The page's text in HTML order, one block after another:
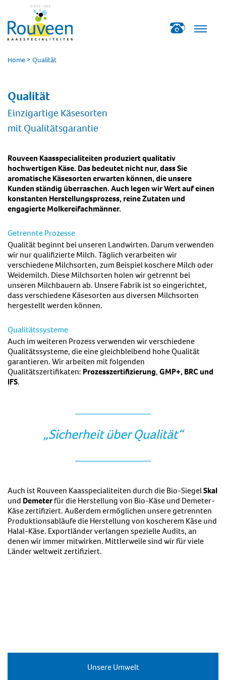
Home > Qualität
Qualität
Einzigartige Käsesorten
mit Qualitätsgarantie
Rouveen Kaasspecialiteiten produziert qualitativ
hochwertigen Käse. Das bedeutet nicht nur, dass Sie
aromatische Käsesorten erwarten können, die unsere
Kunden ständig überraschen. Auch legen wir Wert auf einen
konstanten Herstellungsprozess, reine Zutaten und
engagierte Molkereifachmänner.
Getrennte Prozesse
Qualität beginnt bei unseren Landwirten. Darum verwenden
wir nur qualifizierte Milch. Täglich verarbeiten wir
verschiedene Milchsorten, zum Beispiel koschere Milch oder
Weidemilch. Diese Milchsorten holen wir getrennt bei
unseren Milchbauern ab. Unsere Fabrik ist so eingerichtet,
dass verschiedene Käsesorten aus diversen Milchsorten
hergestellt werden können.
Qualitätssysteme
Auch im weiteren Prozess verwenden wir verschiedene
Qualitätssysteme, die eine gleichbleibend hohe Qualität
garantieren. Wir arbeiten mit folgenden
Qualitätszertifikaten: Prozesszertifizierung, GMP+, BRC und
IFS.
„Sicherheit über Qualität“
Auch ist Rouveen Kaasspecialiteiten durch die Bio-SiegelSkal
und Demeter für die Herstellung von Bio-Käse und Demeter-
Käse zertifiziert. Außerdem ermöglichen unsere getrennten
Produktionsabläufe die Herstellung von koscherem Käse und
Halal-Käse. Exportländer verlangen spezielle Audits, an
denen wir immer mitwirken. Mittlerweile sind wir für viele
Länder weltweit zertifiziert.
Unsere Umwelt